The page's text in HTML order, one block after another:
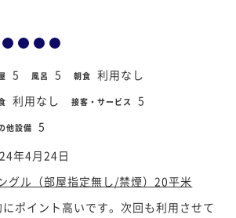
5 風呂 5 朝食 利用なし
利用なし 接客・サービス 5
他設備 5
年4月24日
グル（部屋指定無し/禁煙）20平米
ポイント高いです。次回も利用させて